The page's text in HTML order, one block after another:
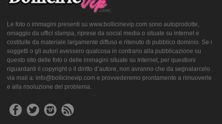
Le foto o immagini presenti su www.bollicinevip.com sono autoprodotte,
omaggio da uffici stampa, riprese da social media o situate su internet e
costituite da materiale largamente diffuso e ritenuto di pubblico dominio. Se i
soggetti o gli autori avessero qualcosa in contrario alla pubblicazione su
questo sito delle foto o delle immagini situate su Internet, per questioni
riguardanti il copyright o il diritto d’autore, non avranno che da segnalarcelo
via mail a: info@bollicinevip.com e provvederemo prontamente a rimuoverle
e alla risoluzione del problema.